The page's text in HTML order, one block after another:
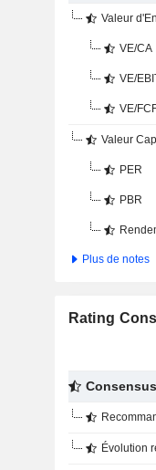
Valeur
VE/CA
VE/
VE/
Valeur
PER
PBR
Plus de notes
Rating
Consensus
Évolution